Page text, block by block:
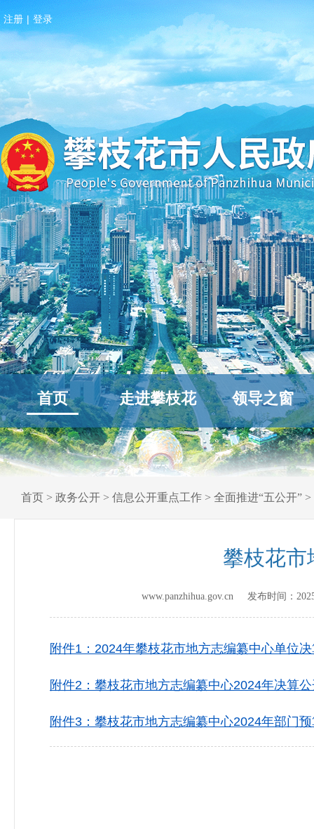
注册 | 登录
首页 走进攀枝花 领导之窗
首页 > 政务公开 > 信息公开重点工作 > 全面推进“五公开” >
攀枝花市
www.panzhihua.gov.cn 发布时间：
附件1：2024年攀枝花市地方志编纂中心单位
附件2：攀枝花市地方志编纂中心2024年决算
附件3：攀枝花市地方志编纂中心2024年部门